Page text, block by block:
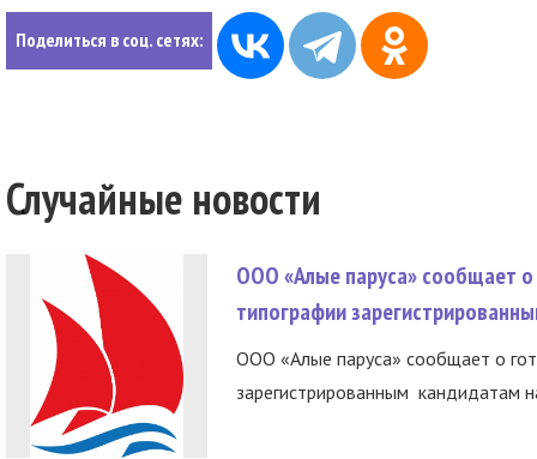
Поделиться в соц. сетях:
Случайные новости
ООО «Алые паруса» сообщает о
типографии
ООО «Алые паруса» сообщает о
зарегистрированным кандидатам